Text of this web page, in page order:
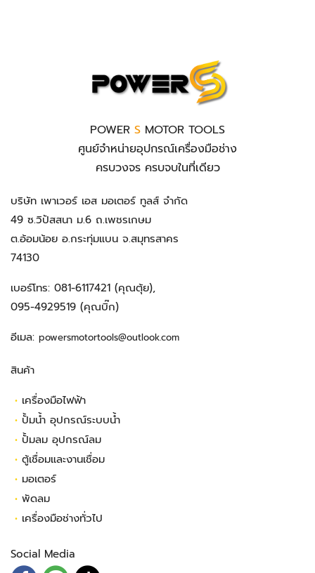
ความร้อนไม่สะสม
POWER S MOTOR TOOLS
ศูนย์จำหน่ายอุปกรณ์เครื่องมือช่าง
ครบวงจร ครบจบในที่เดียว
บริษัท เพาเวอร์ เอส มอเตอร์ ทูลส์ จำกัด
49 ซ.วิปัสสนา ม.6 ถ.เพชรเกษม
ต.อ้อมน้อย อ.กระทุ่มแบน จ.สมุทรสาคร
74130
เบอร์โทร: 081-6117421 (คุณตุ้ย),
095-4929519 (คุณบิ๊ก)
อีเมล: powersmotortools@outlook.com
สินค้า
• เครื่องมือไฟฟ้า
• ปั้มน้ำ อุปกรณ์ระบบน้ำ
• ปั้มลม อุปกรณ์ลม
• ตู้เชื่อมและงานเชื่อม
• มอเตอร์
• พัดลม
• เครื่องมือช่างทั่วไป
Social Media